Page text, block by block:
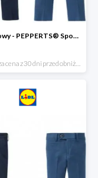
Hit cenowy - PEPPERTS® Spodnie garniturowe młodzieżowe